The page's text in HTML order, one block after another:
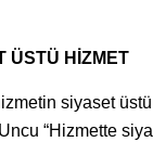
ÜSTÜ HİZMET
siyaset
“Hizmette